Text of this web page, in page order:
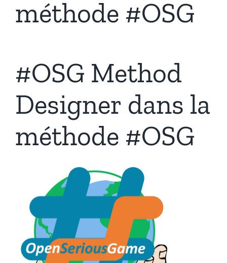
méthode #OSG
#OSG Method
Designer dans la
méthode #OSG